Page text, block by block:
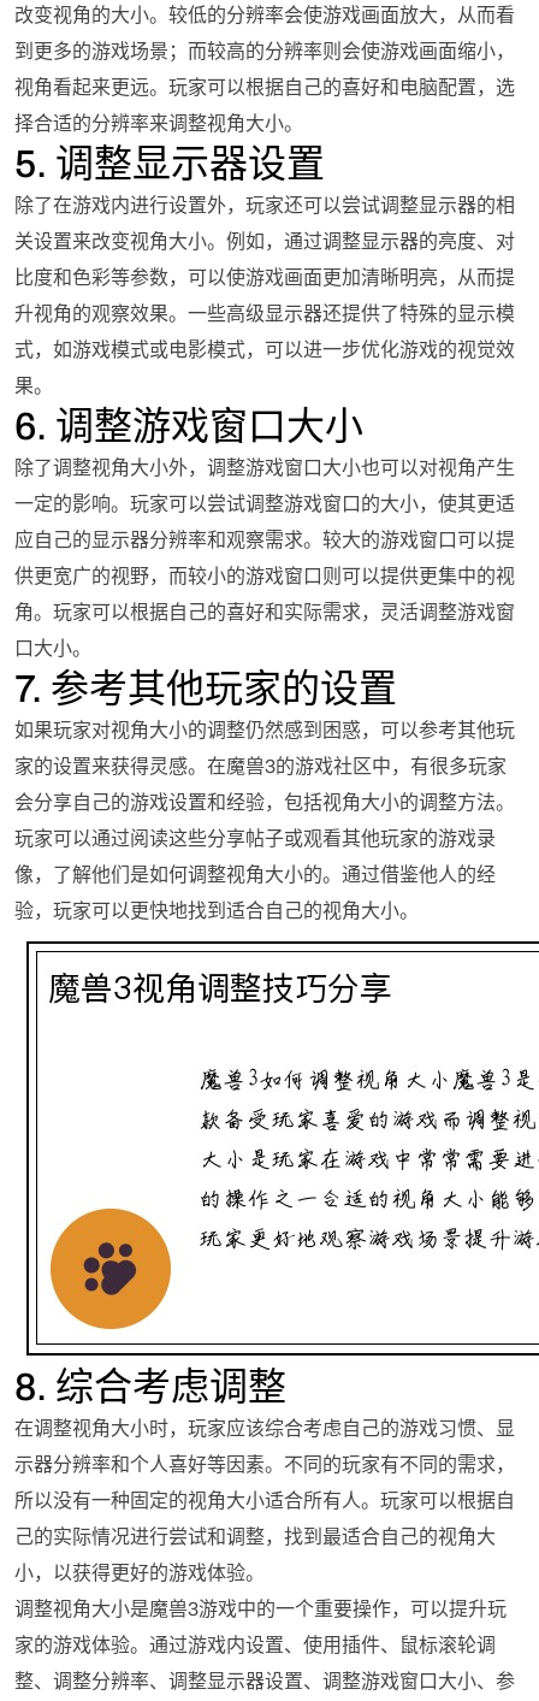
改变视角的大小。较低的分辨率会使游戏画面放大，从而看
到更多的游戏场景；而较高的分辨率则会使游戏画面缩小，
视角看起来更远。玩家可以根据自己的喜好和电脑配置，选
择合适的分辨率来调整视角大小。
5. 调整显示器设置
除了在游戏内进行设置外，玩家还可以尝试调整显示器的相
关设置来改变视角大小。例如，通过调整显示器的亮度、对
比度和色彩等参数，可以使游戏画面更加清晰明亮，从而提
升视角的观察效果。一些高级显示器还提供了特殊的显示模
式，如游戏模式或电影模式，可以进一步优化游戏的视觉效
果。
6. 调整游戏窗口大小
除了调整视角大小外，调整游戏窗口大小也可以对视角产生
一定的影响。玩家可以尝试调整游戏窗口的大小，使其更适
应自己的显示器分辨率和观察需求。较大的游戏窗口可以提
供更宽广的视野，而较小的游戏窗口则可以提供更集中的视
角。玩家可以根据自己的喜好和实际需求，灵活调整游戏窗
口大小。
7. 参考其他玩家的设置
如果玩家对视角大小的调整仍然感到困惑，可以参考其他玩
家的设置来获得灵感。在魔兽3的游戏社区中，有很多玩家
会分享自己的游戏设置和经验，包括视角大小的调整方法。
玩家可以通过阅读这些分享帖子或观看其他玩家的游戏录
像，了解他们是如何调整视角大小的。通过借鉴他人的经
验，玩家可以更快地找到适合自己的视角大小。
8. 综合考虑调整
在调整视角大小时，玩家应该综合考虑自己的游戏习惯、显
示器分辨率和个人喜好等因素。不同的玩家有不同的需求，
所以没有一种固定的视角大小适合所有人。玩家可以根据自
己的实际情况进行尝试和调整，找到最适合自己的视角大
小，以获得更好的游戏体验。
调整视角大小是魔兽3游戏中的一个重要操作，可以提升玩
家的游戏体验。通过游戏内设置、使用插件、鼠标滚轮调
整、调整分辨率、调整显示器设置、调整游戏窗口大小、参